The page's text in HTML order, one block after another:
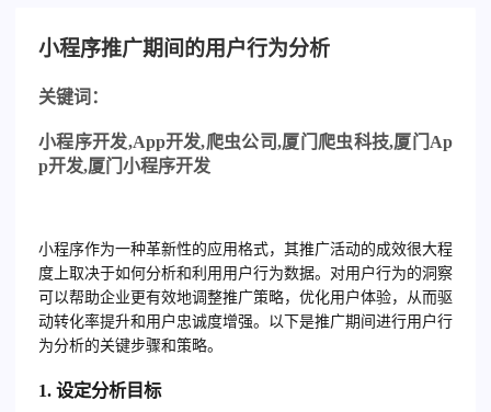
小程序推广期间的用户行为分析
关键词：
小程序开发,App开发,爬虫公司,厦门爬虫科技,厦门 Ap
p开发,厦门小程序开发
小程序作为一种革新性的应用格式，其推广活动的成效很大程
度上取决于如何分析和利用用户行为数据。对用户行为的洞察
可以帮助企业更有效地调整推广策略，优化用户体验，从而驱
动转化率提升和用户忠诚度增强。以下是推广期间进行用户行
为分析的关键步骤和策略。
1. 设定分析目标